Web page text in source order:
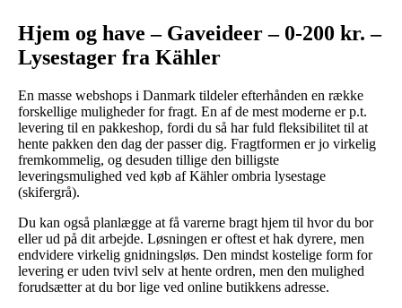
Hjem og have – Gaveideer – 0-200 kr. –
Lysestager fra Kähler
En masse webshops i Danmark tildeler efterhånden en række
forskellige muligheder for fragt. En af de mest moderne er p.t.
levering til en pakkeshop, fordi du så har fuld fleksibilitet til at
hente pakken den dag der passer dig. Fragtformen er jo virkelig
fremkommelig, og desuden tillige den billigste
leveringsmulighed ved køb af Kähler ombria lysestage
(skifergrå).
Du kan også planlægge at få varerne bragt hjem til hvor du bor
eller ud på dit arbejde. Løsningen er oftest et hak dyrere, men
endvidere virkelig gnidningsløs. Den mindst kostelige form for
levering er uden tvivl selv at hente ordren, men den mulighed
forudsætter at du bor lige ved online butikkens adresse.